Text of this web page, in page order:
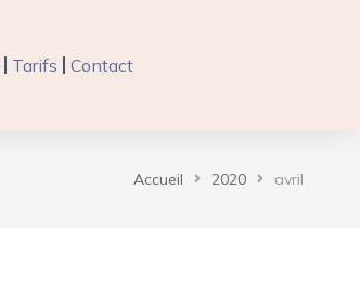
Tarifs Contact
Accueil 2020 avril